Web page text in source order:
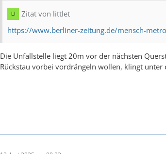
Zitat von littlet
https://www.berliner-zeitung.de/mensch-
Die Unfallstelle liegt 20m vor der nächsten
Rückstau vorbei vordrängeln wollen, klingt